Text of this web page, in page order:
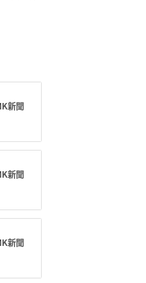
新聞
新聞
新聞